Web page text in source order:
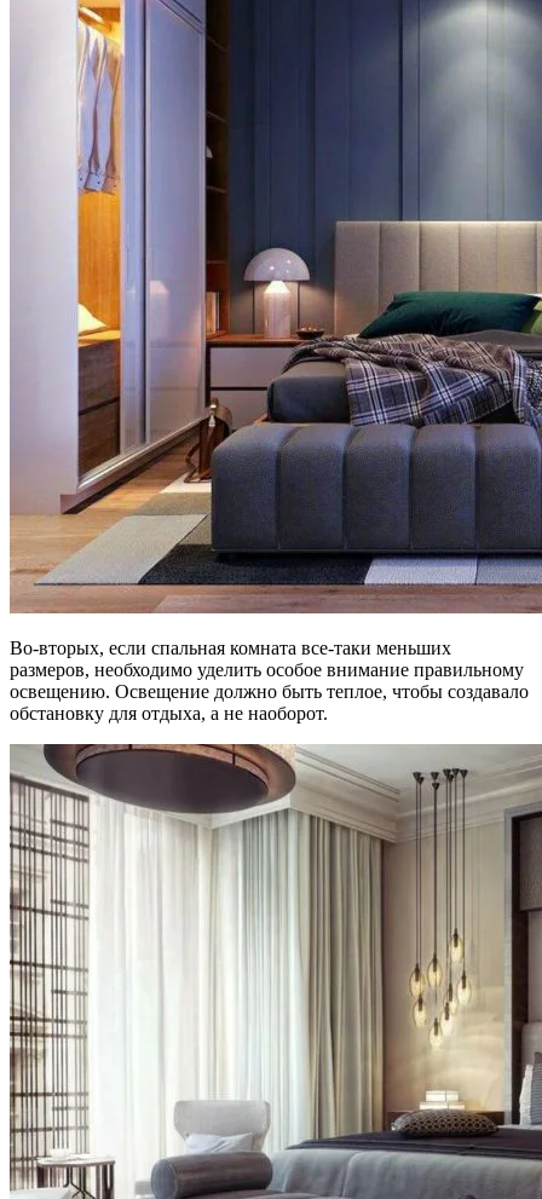
Во-вторых, если спальная комната все-таки меньших
размеров, необходимо уделить особое внимание правильному
освещению. Освещение должно быть теплое, чтобы создавало
обстановку для отдыха, а не наоборот.